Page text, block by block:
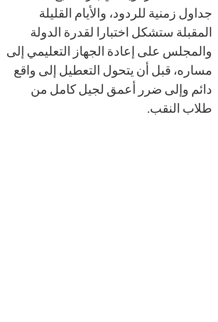
جداول زمنية للردود، والأيام القليلة
المقبلة ستشكل اختبارا لقدرة الدولة
والمجلس على إعادة الجهاز التعليمي إلى
مساره، قبل أن يتحول التعطيل إلى واقع
دائم وإلى ضرر أعمق لجيل كامل من
طلاب النقب.